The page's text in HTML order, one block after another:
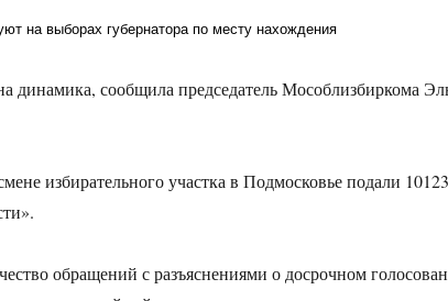
на выборах губернатора по месту нахождения
динамика, сообщила председатель Мособлизбиркома
избирательного участка в Подмосковье подали
обращений с разъяснениями о досрочном